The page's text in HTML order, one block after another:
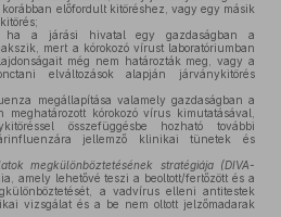
előfordult kitöréshez, vagy egy másik
ha a járási hivatal egy gazdaságban a
mert a kórokozó vírust laboratóriumban
még nem határozták meg, vagy a
elváltozások alapján járványkitörés
megállapítása valamely gazdaságban a
meghatározott kórokozó vírus kimutatásával,
összefüggésbe hozható további
jellemző klinikai tünetek és
megkülönböztetésének stratégiája (DIVA-
amely lehetővé teszi a beoltott/fertőzött és a
a vadvírus elleni antitestek
vizsgálat és a be nem oltott jelzőmadarak